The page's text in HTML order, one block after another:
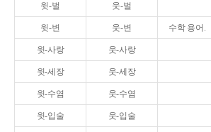
윗-벌 웃-벌
윗-변 웃-변 수학 용어.
윗-사랑 웃-사랑
윗-세장 웃-세장
윗-수염 웃-수염
윗-입술 웃-입술